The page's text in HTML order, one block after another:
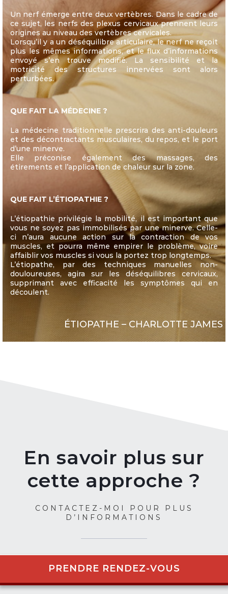
Un nerf émerge entre deux vertèbres. Dans le cadre de
ce sujet, les nerfs des plexus cervicaux prennent leurs
origines au niveau des vertèbres cervicales.
Lorsqu’il y a un déséquilibre articulaire, le nerf ne reçoit
plus les mêmes informations, et le flux d’informations
envoyé s’en trouve modifié. La sensibilité et la
motricité des structures innervées sont alors
perturbées.
QUE FAIT LA MÉDECINE ?
La médecine traditionnelle prescrira des anti-douleurs
et des décontractants musculaires, du repos, et le port
d’une minerve.
Elle préconise également des massages, des
étirements et l’application de chaleur sur la zone.
QUE FAIT L’ÉTIOPATHIE ?
L’étiopathie privilégie la mobilité, il est important que
vous ne soyez pas immobilisés par une minerve. Celle-
ci n’aura aucune action sur la contraction de vos
muscles, et pourra même empirer le problème, voire
affaiblir vos muscles si vous la portez trop longtemps.
L’étiopathe, par des techniques manuelles non-
douloureuses, agira sur les déséquilibres cervicaux,
supprimant avec efficacité les symptômes qui en
découlent.
ÉTIOPATHE – CHARLOTTE JAMES
En savoir plus sur
cette approche ?
CONTACTEZ-MOI POUR PLUS
D’INFORMATIONS
PRENDRE RENDEZ-VOUS